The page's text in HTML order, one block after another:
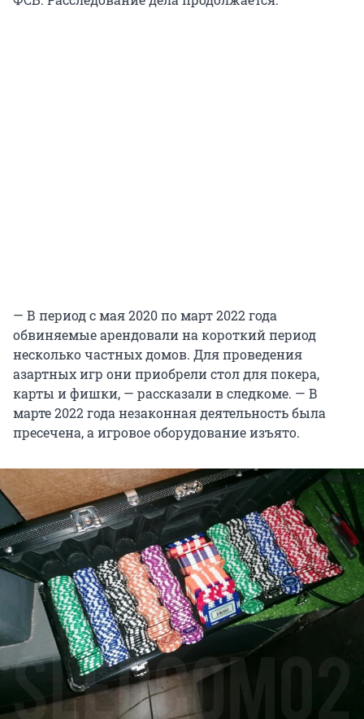
— В период с мая 2020 по март 2022 года
обвиняемые арендовали на короткий период
несколько частных домов. Для проведения
азартных игр они приобрели стол для покера,
карты и фишки, — рассказали в следкоме. — В
марте 2022 года незаконная деятельность была
пресечена, а игровое оборудование изъято.